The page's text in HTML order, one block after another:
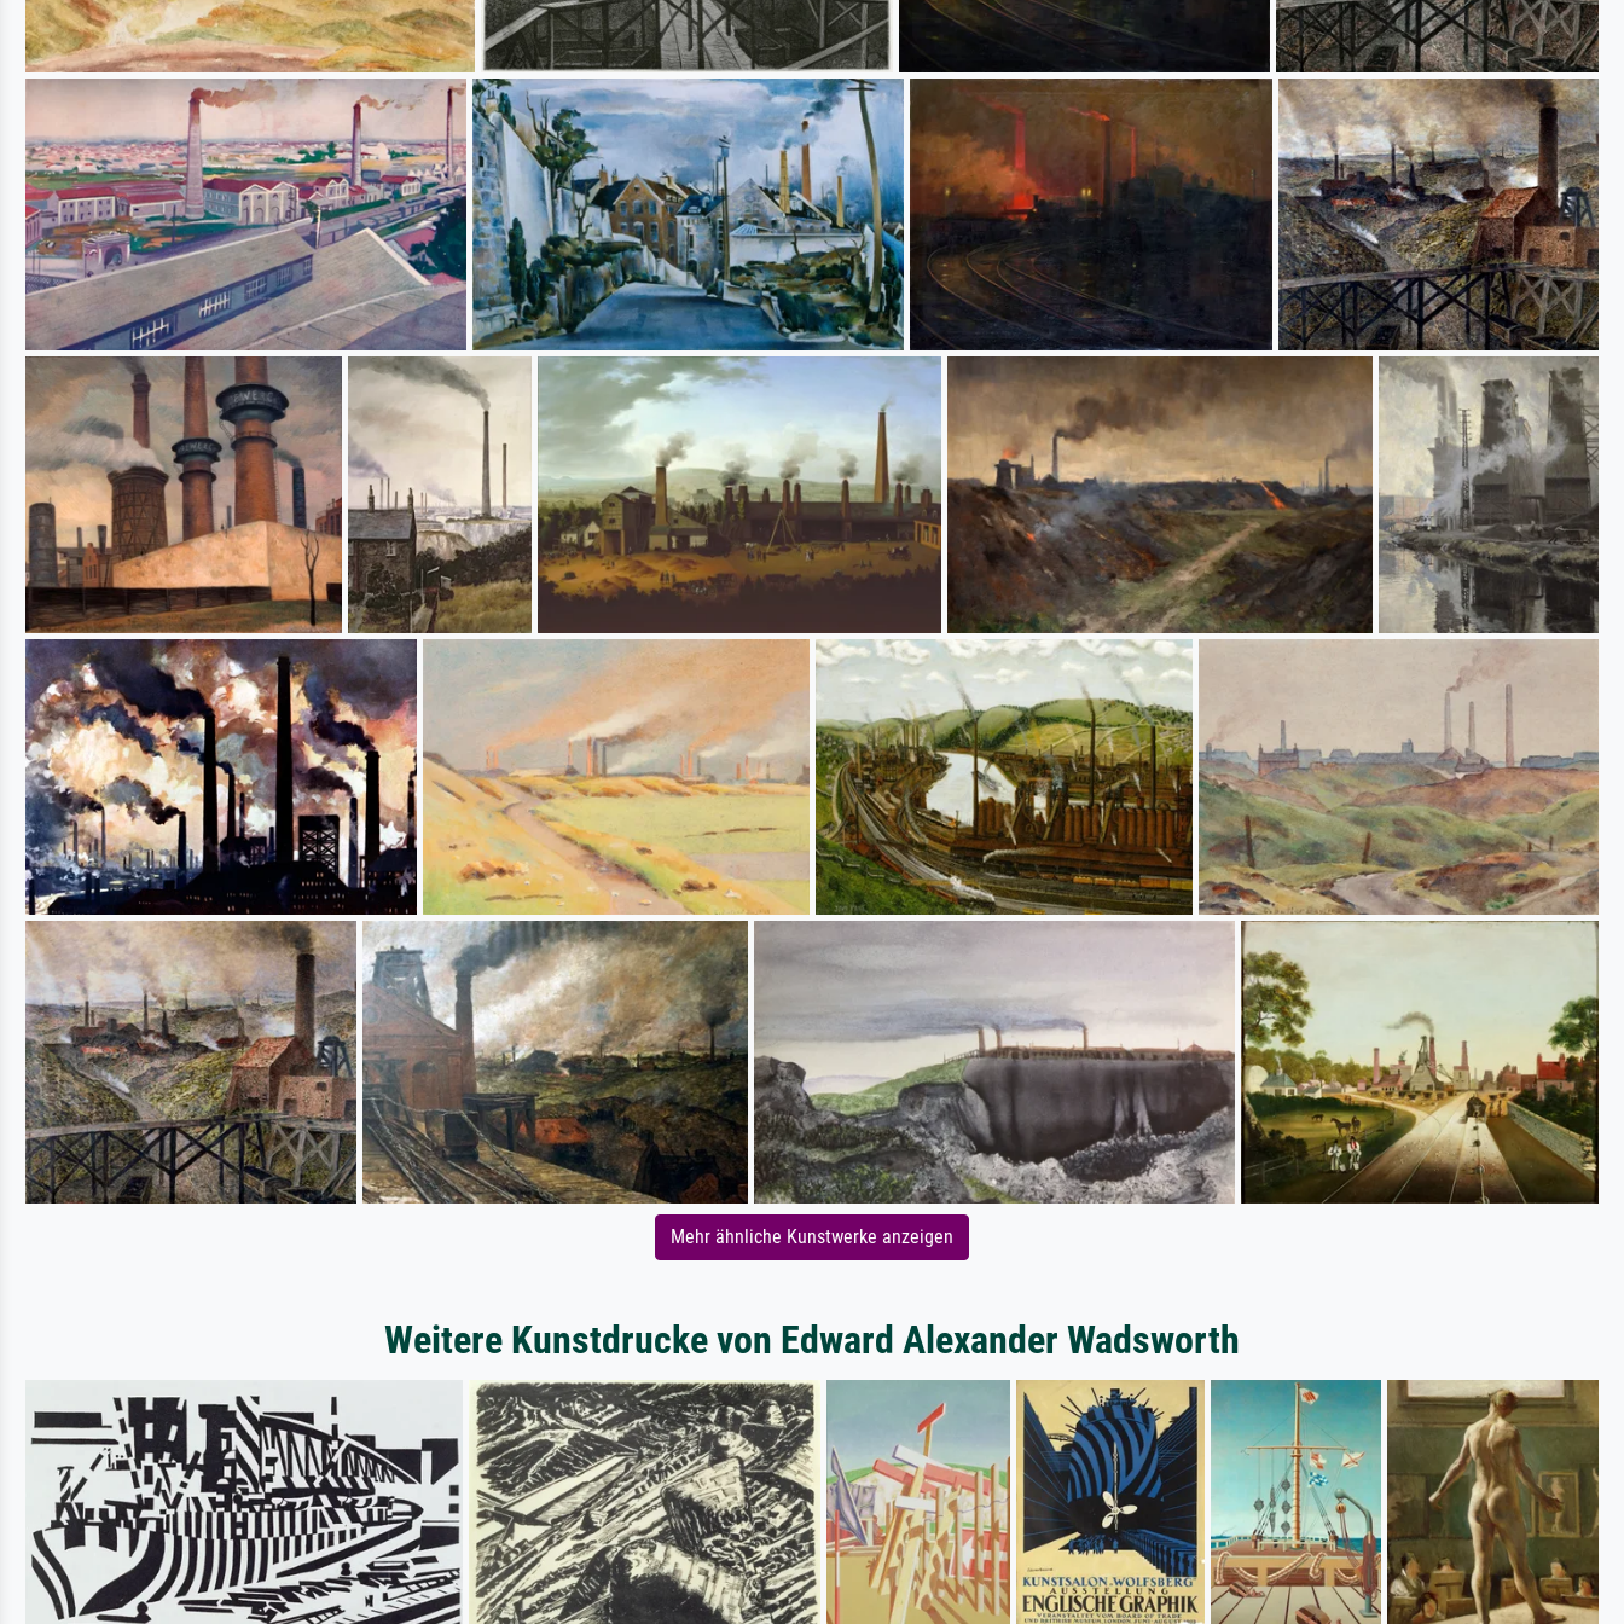
Mehr ähnliche Kunstwerke anzeigen
Weitere Kunstdrucke von Edward Alexander Wadsworth